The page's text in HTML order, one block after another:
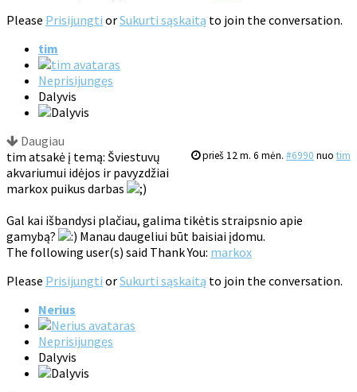
Please Prisijungti orSukurti sąskaitą to join the conversation.
tim
Neprisijungęs
Dalyvis
Daugiau
prieš 12 m. 6 mėn. #6990 nuo tim
tim atsakė į temą: Šviestuvų
akvariumui idėjos ir pavyzdžiai
markox puikus darbas
Gal kai išbandysi plačiau, galima tikėtis straipsnio apie
gamybą?
Manau daugeliui būt baisiai įdomu.
The following user(s) said Thank You: markox
Please Prisijungti orSukurti sąskaitą to join the conversation.
Nerius
Neprisijungęs
Dalyvis